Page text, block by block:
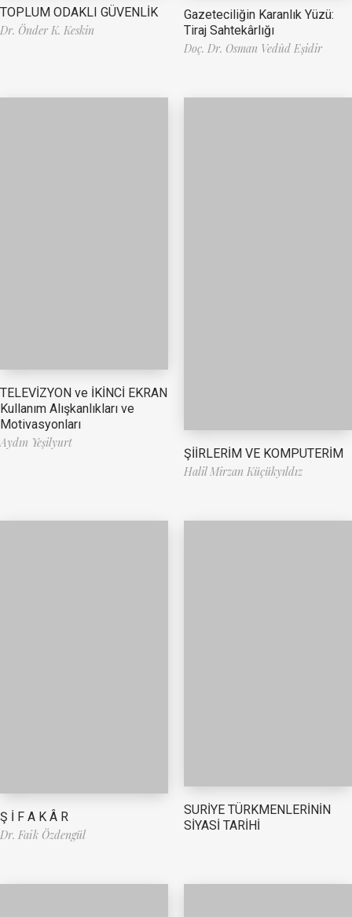
TOPLUM ODAKLI GÜVENLİK
Dr. Önder K. Keskin
Gazeteciliğin Karanlık Yüzü:
Tiraj Sahtekârlığı
Doç. Dr. Osman Vedûd Eşidir
TELEVİZYON ve İKİNCİ EKRAN
Kullanım Alışkanlıkları ve
Motivasyonları
Aydın Yeşilyurt
ŞİİRLERİM VE KOMPUTERİM
Halil Mirzan Küçükyıldız
Ş İ F A K Â R
Dr. Faik Özdengül
SURİYE TÜRKMENLERİNİN
SİYASİ TARİHİ